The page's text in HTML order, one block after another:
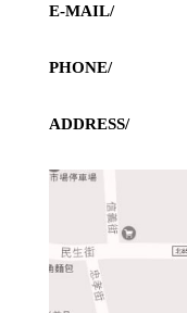
E-MAIL/
PHONE/
ADDRESS/